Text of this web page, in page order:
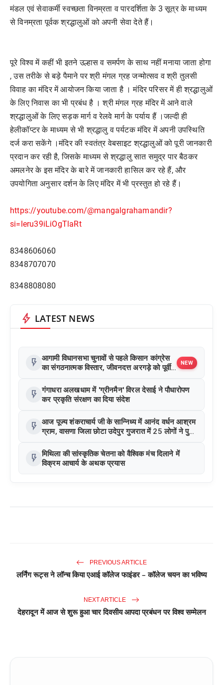
मंडल एवं सेवाकर्मी स्वच्छता विनम्रता व पारदर्शिता के 3 सूत्र के माध्यम
से विनम्रता पूर्वक श्रद्धालुओं को अपनी सेवा देते हैं।
पूरे विश्व में कहीं भी इतने उल्हास व समर्पण के साथ नहीं मनाया जाता होगा
, उस तरीके से बड़े पैमाने पर श्री मंगल ग्रह जन्मोत्सव व श्री तुलसी
विवाह का मंदिर में आयोजन किया जाता है । मंदिर परिसर में ही श्रद्धालुओं
के लिए निवास का भी प्रबंध है । श्री मंगल ग्रह मंदिर में आने वाले
श्रद्धालुओं के लिए सड़क मार्ग व रेलवे मार्ग के पर्याय हैं ।जल्दी ही
हेलीकॉप्टर के माध्यम से भी श्रद्धालु व पर्यटक मंदिर में अपनी उपस्थिति
दर्ज करा सकेंगे ।मंदिर की स्वतंत्र वेबसाइट श्रद्धालुओं को पूरी जानकारी
प्रदान कर रही है, जिसके माध्यम से श्रद्धालु सात समुद्र पार बैठकर
अमलनेर के इस मंदिर के बारे में जानकारी हासिल कर रहे हैं, और
उपयोगिता अनुसार दर्शन के लिए मंदिर में भी प्रस्तुत हो रहे हैं।
https://youtube.com/@mangalgrahamandir?
si=leru39iLiOgTlaRt
8348606060
8348707070
8348808080
bolt LATEST NEWS
flash_on आगामी विधानसभा चुनावों से पहले किसान कांग्रेस
का संगठनात्मक विस्तार, जीवनदत्त अरगड़े को पूर्वी
NEW
flash_on गंगाधरा अलखधाम में 'ग्रीनमैन' विरल देसाई ने पौधारोपण
कर प्रकृति संरक्षण का दिया संदेश
flash_on आज पूज्य शंकराचार्य जी के सान्निध्य में आनंद वर्धन आश्रम
ग्राम, वासणा जिला छोटा उदेपुर गुजरात में 25 लोगों ने पुनः
flash_on मिथिला की सांस्कृतिक चेतना को वैश्विक मंच दिलाने में
विक्रम आचार्य के अथक प्रयास
PREVIOUS ARTICLE
लर्निंग रूट्स ने लॉन्च किया एआई कॉलेज फाइंडर – कॉलेज चयन का भविष्य
NEXT ARTICLE
देहरादून में आज से शुरू हुआ चार दिवसीय आपदा प्रबंधन पर विश्व सम्मेलन